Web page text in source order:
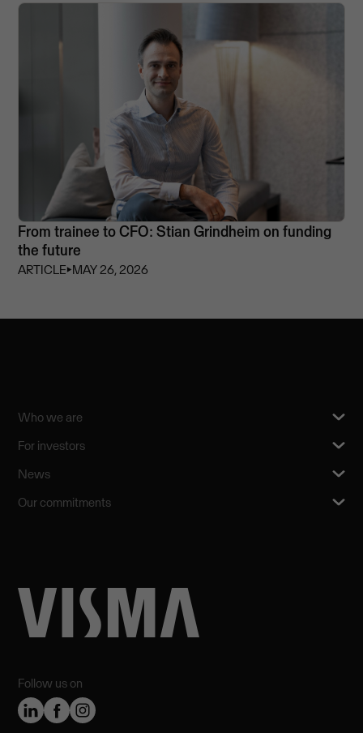
From trainee to CFO: Stian Grindheim on funding
the future
ARTICLE⏵MAY 26, 2026
Follow us on
Who we are
For investors
News
Our commitments